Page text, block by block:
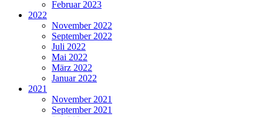
Februar 2023
2022
November 2022
September 2022
Juli 2022
Mai 2022
März 2022
Januar 2022
2021
November 2021
September 2021